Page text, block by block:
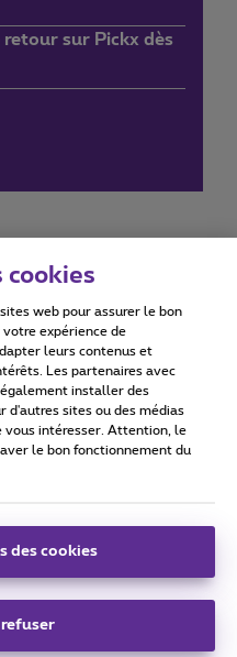
sur Pickx dès
Accessibility statement
Bruxelles.
cookies
web pour assurer le bon
expérience de
leurs contenus et
Les partenaires avec
installer des
d'autres sites ou des médias
vous intéresser. Attention, le
le bon fonctionnement du
des cookies